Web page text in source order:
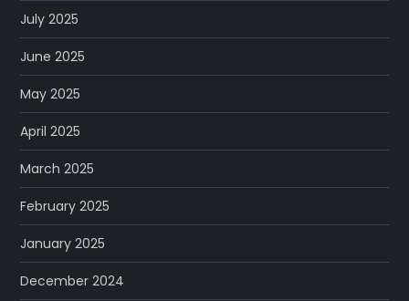
July 2025
June 2025
May 2025
April 2025
March 2025
February 2025
January 2025
December 2024